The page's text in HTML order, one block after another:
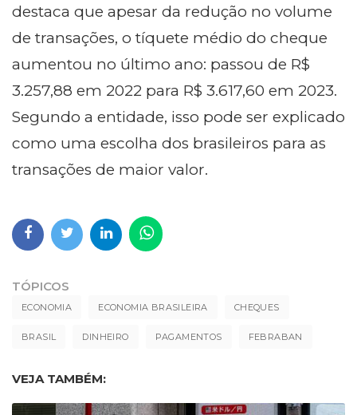
destaca que apesar da redução no volume
de transações, o tíquete médio do cheque
aumentou no último ano: passou de R$
3.257,88 em 2022 para R$ 3.617,60 em 2023.
Segundo a entidade, isso pode ser explicado
como uma escolha dos brasileiros para as
transações de maior valor.
TÓPICOS
ECONOMIA ECONOMIA BRASILEIRA CHEQUES
BRASIL DINHEIRO PAGAMENTOS FEBRABAN
VEJA TAMBÉM: